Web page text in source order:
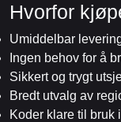
Hvorfor
Umiddelbar
Ingen behov for å
Sikkert og trygt
Bredt utvalg av
Koder klare til bruk